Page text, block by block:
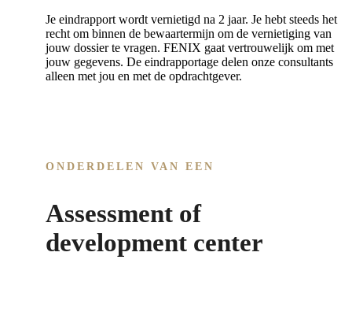
Je eindrapport wordt vernietigd na 2 jaar. Je hebt steeds het
recht om binnen de bewaartermijn om de vernietiging van
jouw dossier te vragen. FENIX gaat vertrouwelijk om met
jouw gegevens. De eindrapportage delen onze consultants
alleen met jou en met de opdrachtgever.
ONDERDELEN VAN EEN
Assessment of
development center